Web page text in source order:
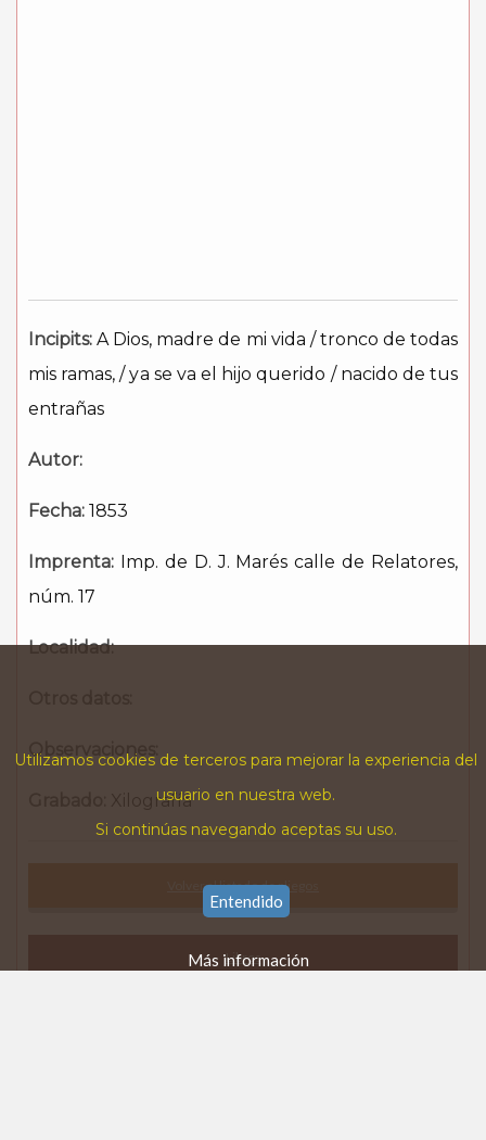
Incipits: A Dios, madre de mi vida / tronco de todas
mis ramas, / ya se va el hijo querido / nacido de tus
entrañas
Autor:
Fecha: 1853
Imprenta: Imp. de D. J. Marés calle de Relatores,
núm. 17
Localidad:
Observaciones:
Xilografía
Volver al listado de pliegos
Libros
Utilizamos cookies de terceros para mejorar la experiencia del
usuario en nuestra web.
Si continúas navegando aceptas su uso.
Entendido
Más información